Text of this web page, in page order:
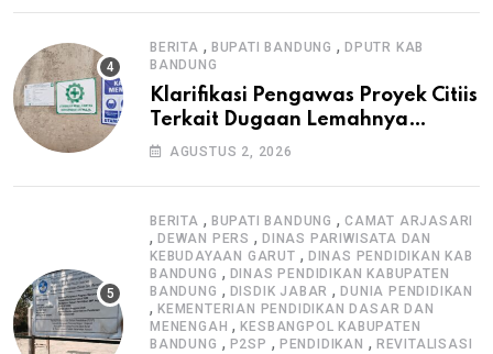
BERITA , BUPATI BANDUNG ,DPUTR KAB
BANDUNG
Klarifikasi Pengawas Proyek Citiis
Terkait Dugaan Lemahnya
Pengawasan K3
AGUSTUS 2, 2026
BERITA , BUPATI BANDUNG ,CAMAT ARJASARI
, DEWAN PERS , DINAS PARIWISATA DAN
KEBUDAYAAN GARUT , DINAS PENDIDIKAN KAB
BANDUNG , DINAS PENDIDIKAN KABUPATEN
BANDUNG , DISDIK JABAR ,DUNIA PENDIDIKAN
, KEMENTERIAN PENDIDIKAN DASAR DAN
MENENGAH ,KESBANGPOL KABUPATEN
BANDUNG , P2SP , PENDIDIKAN , REVITALISASI